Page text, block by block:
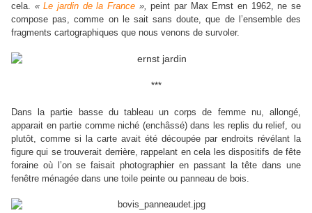
cela. «Le jardin de la France », peint par Max Ernst en 1962, ne se
compose pas, comme on le sait sans doute, que de l’ensemble des
fragments cartographiques que nous venons de survoler.
***
Dans la partie basse du tableau un corps de femme nu, allongé,
apparait en partie comme niché (enchâssé) dans les replis du relief, ou
plutôt, comme si la carte avait été découpée par endroits révélant la
figure qui se trouverait derrière, rappelant en cela les dispositifs de fête
foraine où l’on se faisait photographier en passant la tête dans une
fenêtre ménagée dans une toile peinte ou panneau de bois.